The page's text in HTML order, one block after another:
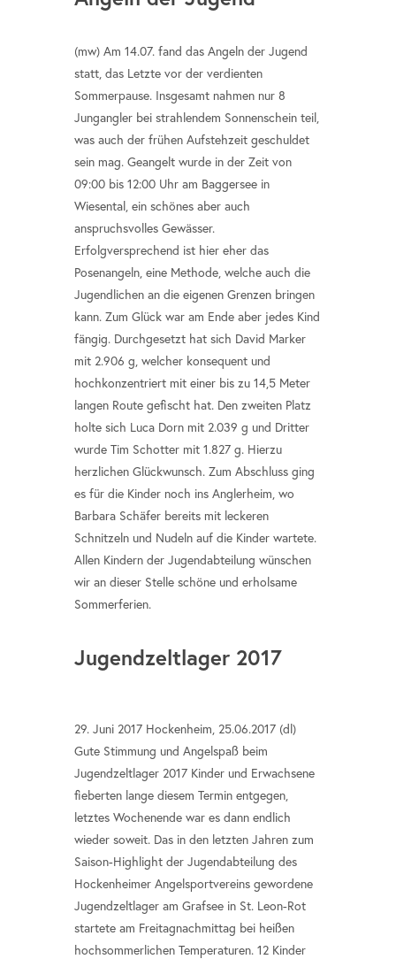
(mw) Am 14.07. fand das Angeln der Jugend
statt, das Letzte vor der verdienten
Sommerpause. Insgesamt nahmen nur 8
Jungangler bei strahlendem Sonnenschein teil,
was auch der frühen Aufstehzeit geschuldet
sein mag. Geangelt wurde in der Zeit von
09:00 bis 12:00 Uhr am Baggersee in
Wiesental, ein schönes aber auch
anspruchsvolles Gewässer.
Erfolgversprechend ist hier eher das
Posenangeln, eine Methode, welche auch die
Jugendlichen an die eigenen Grenzen bringen
kann. Zum Glück war am Ende aber jedes Kind
fängig. Durchgesetzt hat sich David Marker
mit 2.906 g, welcher konsequent und
hochkonzentriert mit einer bis zu 14,5 Meter
langen Route gefischt hat. Den zweiten Platz
holte sich Luca Dorn mit 2.039 g und Dritter
wurde Tim Schotter mit 1.827 g. Hierzu
herzlichen Glückwunsch. Zum Abschluss ging
es für die Kinder noch ins Anglerheim, wo
Barbara Schäfer bereits mit leckeren
Schnitzeln und Nudeln auf die Kinder wartete.
Allen Kindern der Jugendabteilung wünschen
wir an dieser Stelle schöne und erholsame
Sommerferien.
Jugendzeltlager 2017
29. Juni 2017 Hockenheim, 25.06.2017 (dl)
Gute Stimmung und Angelspaß beim
Jugendzeltlager 2017 Kinder und Erwachsene
fieberten lange diesem Termin entgegen,
letztes Wochenende war es dann endlich
wieder soweit. Das in den letzten Jahren zum
Saison-Highlight der Jugendabteilung des
Hockenheimer Angelsportvereins gewordene
Jugendzeltlager am Grafsee in St. Leon-Rot
startete am Freitagnachmittag bei heißen
hochsommerlichen Temperaturen. 12 Kinder